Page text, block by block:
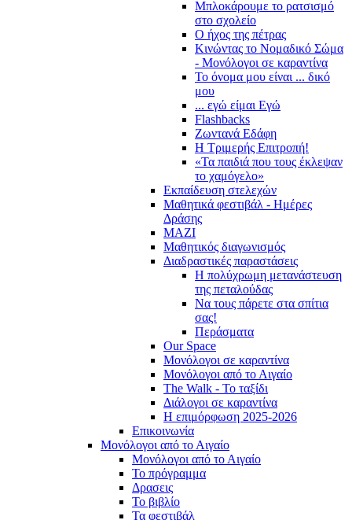
Μπλοκάρουμε το ρατσισμό
στο σχολείο
Ο ήχος της πέτρας
Κινώντας το Νομαδικό Σώμα
- Μονόλογοι σε καραντίνα
Το όνομα μου είναι ... δικό
μου
... εγώ είμαι Εγώ
Flashbacks
Ζωντανά Εδάφη
Η Τριμερής Επιτροπή!
«Τα παιδιά που τους έκλεψαν
το χαμόγελο»
Εκπαίδευση στελεχών
Μαθητικά φεστιβάλ - Ημέρες
Δράσης
ΜΑΖΙ
Μαθητικός διαγωνισμός
Διαδραστικές παραστάσεις
Η πολύχρωμη μετανάστευση
της πεταλούδας
Να τους πάρετε στα σπίτια
σας!
Περάσματα
Our Space
Μονόλογοι σε καραντίνα
Μονόλογοι από το Αιγαίο
The Walk - Το ταξίδι
Διάλογοι σε καραντίνα
Η επιμόρφωση 2025-2026
Επικοινωνία
Μονόλογοι από το Αιγαίο
Μονόλογοι από το Αιγαίο
Το πρόγραμμα
Δρασεις
Το βιβλίο
Τα φεστιβάλ